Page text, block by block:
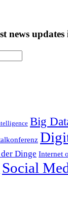
news
Big
Dinge Internet
Social